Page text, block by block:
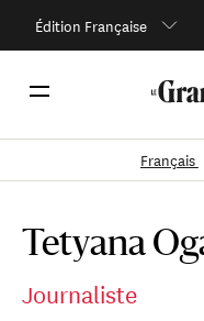
Édition Française
Français
Tetyana
Journaliste